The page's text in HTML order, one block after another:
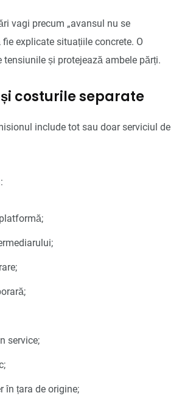
vagi precum „avansul nu se
fie explicate situațiile concrete. O
tensiunile și protejează ambele părți.
costurile separate
include tot sau doar serviciul de
service;
în țara de origine;